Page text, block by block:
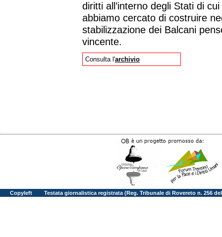
diritti all’interno degli Stati di
abbiamo cercato di costruire
stabilizzazione dei Balcani
vincente.
Consulta l'archivio
Copyleft Testata giornalistica registrata (Reg. Tribunale di Rovereto n. 256